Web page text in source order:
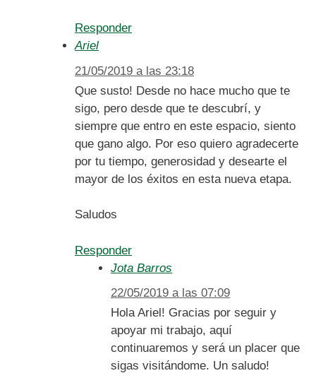
Responder
Ariel
21/05/2019 a las 23:18
Que susto! Desde no hace mucho que te
sigo, pero desde que te descubrí, y
siempre que entro en este espacio, siento
que gano algo. Por eso quiero agradecerte
por tu tiempo, generosidad y desearte el
mayor de los éxitos en esta nueva etapa.
Saludos
Responder
Jota Barros
22/05/2019 a las 07:09
Hola Ariel! Gracias por seguir y
apoyar mi trabajo, aquí
continuaremos y será un placer que
sigas visitándome. Un saludo!